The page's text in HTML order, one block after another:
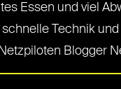
Essen und viel
schnelle Technik
Blogger